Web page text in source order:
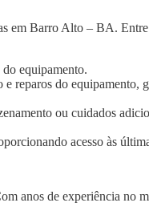
em Barro Alto – BA.
equipamento.
e reparos do equipamento,
ou cuidados
acesso às
anos de experiência no